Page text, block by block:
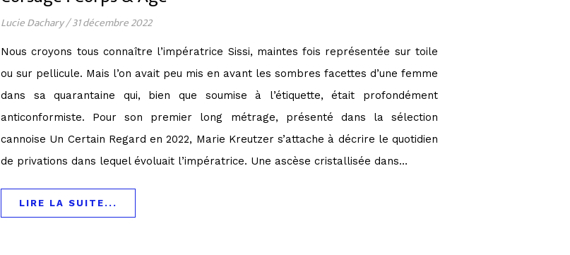
Lucie Dachary/31 décembre 2022
Nous croyons tous connaître l’impératrice Sissi, maintes fois représentée sur toile
ou sur pellicule. Mais l’on avait peu mis en avant les sombres facettes d’une femme
dans sa quarantaine qui, bien que soumise à l’étiquette, était profondément
anticonformiste. Pour son premier long métrage, présenté dans la sélection
cannoise Un Certain Regard en 2022, Marie Kreutzer s’attache à décrire le quotidien
de privations dans lequel évoluait l’impératrice. Une ascèse cristallisée dans…
LIRE LA SUITE...